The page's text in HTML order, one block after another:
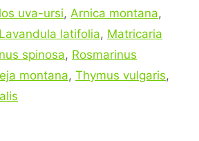
uva-ursi,Arnica montana,
Lavandula latifolia, Matricaria
spinosa, Rosmarinus
montana, Thymus vulgaris,